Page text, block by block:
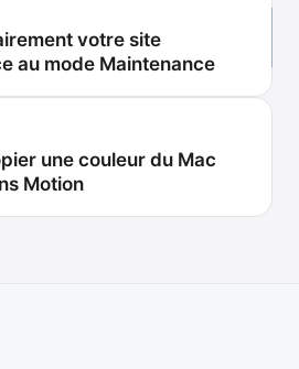
votre site
au mode Maintenance
une couleur du Mac
Motion